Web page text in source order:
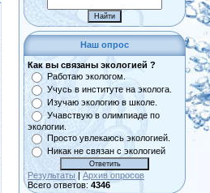
Наш опрос
Как вы связаны экологией ?
Работаю экологом.
Учусь в институте на эколога.
Изучаю экологию в школе.
Учавствую в олимпиаде по
экологии.
Просто увлекаюсь экологией.
Никак не связан с экологией
Результаты | Архив опросов
Всего ответов: 4346